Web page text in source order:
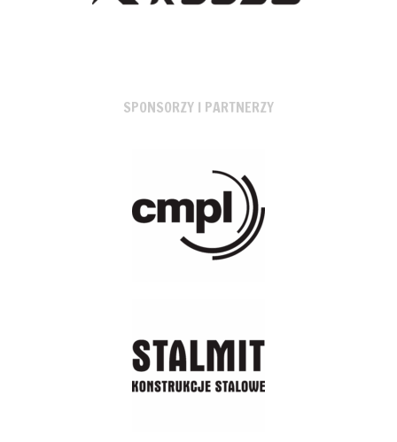
SPONSORZY I PARTNERZY